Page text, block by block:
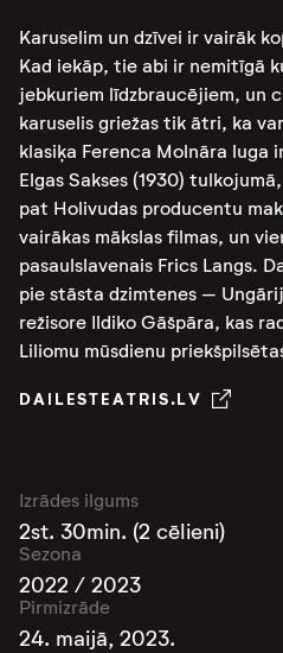
Karuselim un dzīvei ir vairāk
Kad iekāp, tie abi ir nemitīgā
jebkuriem līdzbraucējiem, un
karuselis griežas tik ātri, ka
klasiķa Ferenca Molnāra luga
Elgas Sakses (1930)
pat Holivudas producentu
vairākas mākslas filmas, un
pasaulslavenais Frics Langs.
pie stāsta dzimtenes –
režisore Ildiko Gāšpāra, kas
Liliomu mūsdienu
DAILESTEATRIS.LV
Izrādes ilgums
2st. 30min. (2 cēlieni)
Sezona
2022 / 2023
Pirmizrāde
24. maijā, 2023.